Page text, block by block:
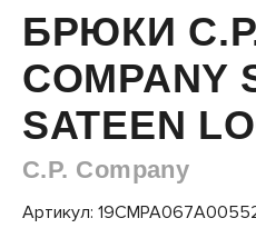
БРЮКИ
COMPANY
SATEEN
C.P. Company
Артикул: